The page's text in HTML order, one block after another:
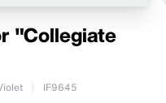
"Collegiate
IF9645